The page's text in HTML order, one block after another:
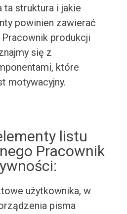
ta struktura i jakie
powinien zawierać
produkcji
się z
które
motywacyjny.
listu
Pracownik
użytkownika, w
pisma